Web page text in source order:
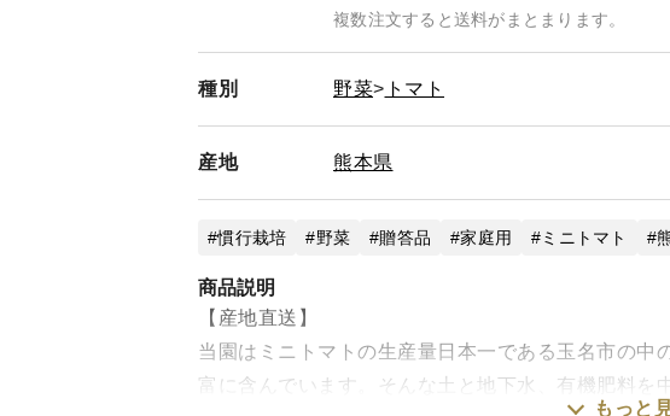
複数注文すると送料がまとまります。
種別 野菜 トマト
産地 熊本県
慣行栽培 野菜 贈答品 家庭用 ミニトマト
商品説明
【産地直送】
当園はミニトマトの生産量日本一である玉名市の中
富に含んでいます。そんな土と地下水、有機肥料を
もっと